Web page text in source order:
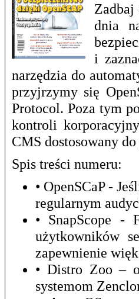
Zadbaj
dnia
i
narzędzia do
przyjrzymy się
Protocol. Poza tym
kontroli
CMS dostosowany
Spis treści numeru:
• OpenSCaP -
regularnym
• SnapScope -
użytkowników
zapewnienie
• Distro Zoo –
systemom